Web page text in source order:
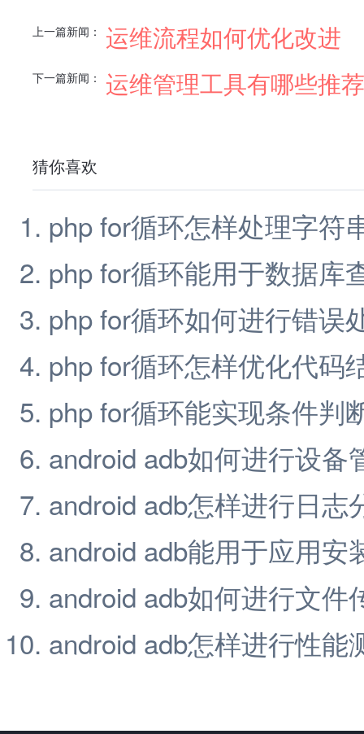
上一篇新闻： 运维流程如何优化改进
下一篇新闻： 运维管理工具有哪些推荐
猜你喜欢
php for循环怎样处理字符
php for循环能用于数据库
php for循环如何进行错误
php for循环怎样优化代码
php for循环能实现条件判
android adb如何进行设备
android adb怎样进行日志
android adb能用于应用安
android adb如何进行文件
android adb怎样进行性能